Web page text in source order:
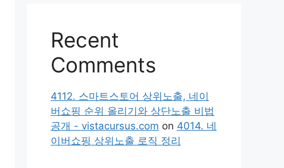
Recent
Comments
4112. 스마트스토어 상위노출, 네이
버쇼핑 순위 올리기와 상단노출 비법
공개 - vistacursus.com on 4014. 네
이버쇼핑 상위노출 로직 정리